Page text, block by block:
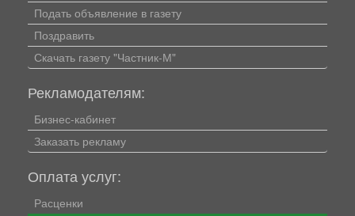
Подать объявление в газету
Поздравить
Скачать газету "Частник-М"
Рекламодателям:
Бизнес-кабинет
Заказать рекламу
Оплата услуг:
Расценки